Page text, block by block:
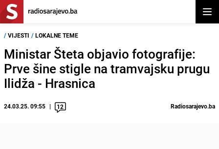
/ VIJESTI / LOKALNE TEME
Ministar Šteta objavio fotografije:
Prve šine stigle na tramvajsku prugu
Ilidža - Hrasnica
24.03.25. 09:55 12 Radiosarajevo.ba